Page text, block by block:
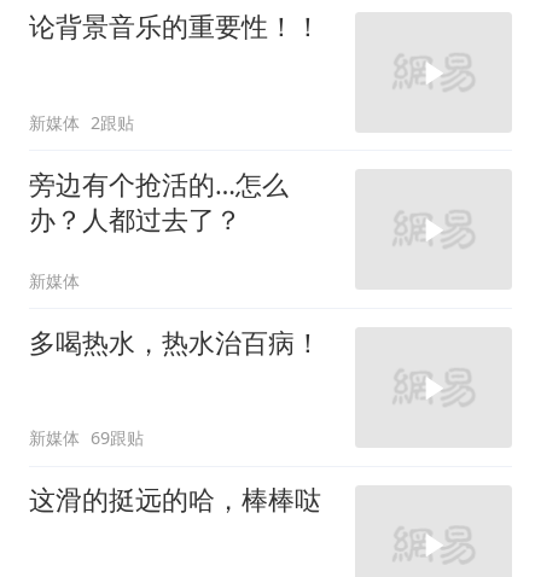
论背景音乐的重要性！！
新媒体 2跟贴
旁边有个抢活的…怎么
办？人都过去了？
新媒体
多喝热水，热水治百病！
新媒体 69跟贴
这滑的挺远的哈，棒棒哒